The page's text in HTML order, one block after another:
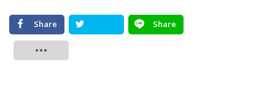
Share
Share